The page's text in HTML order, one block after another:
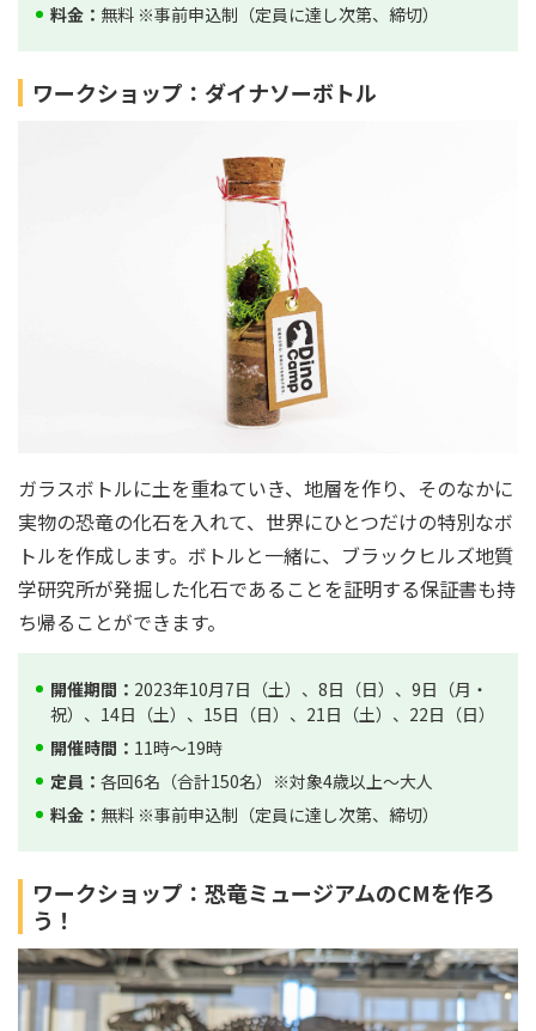
料金： 無料 ※事前申込制（定員に達し次第、締切）
ワークショップ：ダイナソーボトル
ガラスボトルに土を重ねていき、地層を作り、そのなかに
実物の恐竜の化石を入れて、世界にひとつだけの特別なボ
トルを作成します。ボトルと一緒に、ブラックヒルズ地質
学研究所が発掘した化石であることを証明する保証書も持
ち帰ることができます。
開催期間： 2023年10月7日（土）、8日（日）、9日（月・
祝）、14日（土）、15日（日）、21日（土）、22日（日）
開催時間： 11時～19時
定員： 各回6名（合計150名）※対象4歳以上〜大人
料金： 無料 ※事前申込制（定員に達し次第、締切）
ワークショップ：恐竜ミュージアムのCMを作ろ
う！